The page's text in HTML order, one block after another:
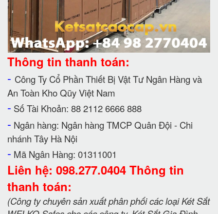
Thông tin thanh toán:
- Công Ty Cổ Phần Thiết Bị Vật Tư Ngân Hàng và
An Toàn Kho Qũy Việt Nam
- Số Tài Khoản: 88 2112 6666 888
- Ngân hàng: Ngân hàng TMCP Quân Đội - Chi
nhánh Tây Hà Nội
- Mã Ngân Hàng: 01311001
Liên hệ: 098.277.0404 Thông tin
thanh toán:
(Công ty chuyên sản xuất phân phối các loại Két Sắt